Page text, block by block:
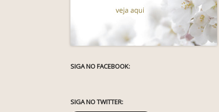
SIGA NO FACEBOOK:
SIGA NO TWITTER: